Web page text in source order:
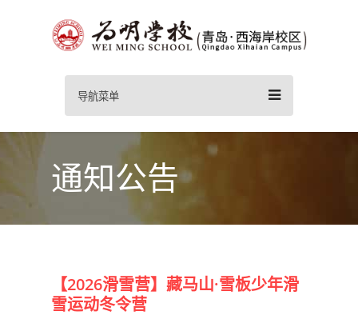
导航菜单
通知公告
【2026滑雪营】藏马山·雪板少年滑
雪运动冬令营